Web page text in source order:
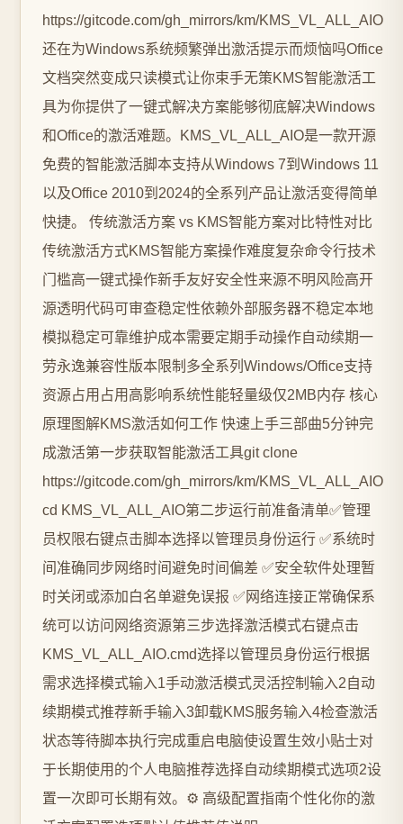
https://gitcode.com/gh_mirrors/km/KMS_VL_ALL_AIO
还在为Windows系统频繁弹出激活提示而烦恼吗Office
文档突然变成只读模式让你束手无策KMS智能激活工
具为你提供了一键式解决方案能够彻底解决Windows
和Office的激活难题。KMS_VL_ALL_AIO是一款开源
免费的智能激活脚本支持从Windows 7到Windows 11
以及Office 2010到2024的全系列产品让激活变得简单
快捷。 传统激活方案 vs KMS智能方案对比特性对比
传统激活方式KMS智能方案操作难度复杂命令行技术
门槛高一键式操作新手友好安全性来源不明风险高开
源透明代码可审查稳定性依赖外部服务器不稳定本地
模拟稳定可靠维护成本需要定期手动操作自动续期一
劳永逸兼容性版本限制多全系列Windows/Office支持
资源占用占用高影响系统性能轻量级仅2MB内存 核心
原理图解KMS激活如何工作 快速上手三部曲5分钟完
成激活第一步获取智能激活工具git clone
https://gitcode.com/gh_mirrors/km/KMS_VL_ALL_AIO
cd KMS_VL_ALL_AIO第二步运行前准备清单✅管理
员权限右键点击脚本选择以管理员身份运行 ✅系统时
间准确同步网络时间避免时间偏差 ✅安全软件处理暂
时关闭或添加白名单避免误报 ✅网络连接正常确保系
统可以访问网络资源第三步选择激活模式右键点击
KMS_VL_ALL_AIO.cmd选择以管理员身份运行根据
需求选择模式输入1手动激活模式灵活控制输入2自动
续期模式推荐新手输入3卸载KMS服务输入4检查激活
状态等待脚本执行完成重启电脑使设置生效小贴士对
于长期使用的个人电脑推荐选择自动续期模式选项2设
置一次即可长期有效。⚙️ 高级配置指南个性化你的激